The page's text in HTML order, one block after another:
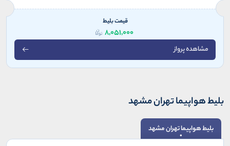
قیمت بلیط
8,051,000
مشاهده پرواز
بلیط هواپیما تهران مشهد
بلیط هواپیما تهران مشهد